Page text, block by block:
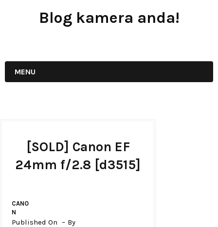
Blog kamera anda!
MENU
[SOLD] Canon EF
24mm f/2.8 [d3515]
CANO
N
Published On By